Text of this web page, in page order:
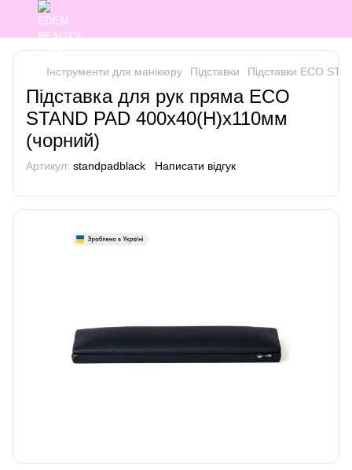
Інструменти для манікюру Підставки Підставки ECO
Підставка для рук пряма ECO
STAND PAD 400x40(Н)х110мм
(чорний)
Артикул: standpadblack Написати відгук